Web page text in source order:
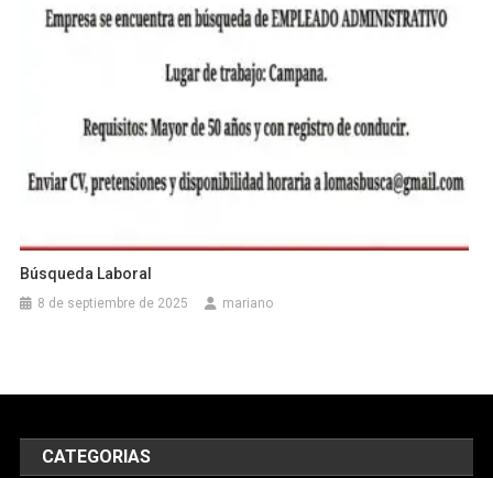
Búsqueda Laboral
8 de septiembre de 2025 mariano
CATEGORIAS